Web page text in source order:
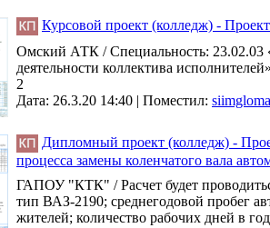
Курсовой проект (колледж) -
Омский АТК / Специальность: 23.02.03
деятельности коллектива
2
Дата: 26.3.20 14:40 | Поместил:
Дипломный проект (колледж) -
процесса замены коленчатого вала
ГАПОУ "КТК" / Расчет будет
тип ВАЗ-2190; среднегодовой пробег
жителей; количество рабочих дней в